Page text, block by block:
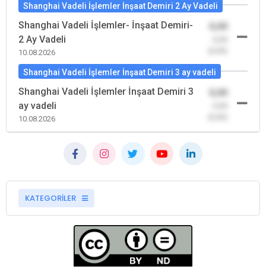
Shanghai Vadeli İşlemler İnşaat Demiri 2 Ay Vadeli
Shanghai Vadeli İşlemler- İnşaat Demiri-
2 Ay Vadeli
10.08.2026
Shanghai Vadeli İşlemler İnşaat Demiri 3 ay vadeli
Shanghai Vadeli İşlemler İnşaat Demiri 3
ay vadeli
10.08.2026
KATEGORİLER